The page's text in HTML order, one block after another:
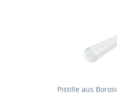
Pistille aus